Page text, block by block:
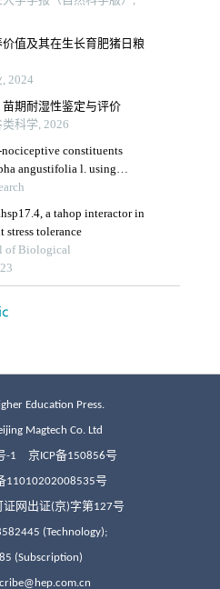
Education Press.
Magtech Co. Ltd
-1 京ICP备150856号
11010202008535号
网出证(京)字第127号
(Technology);
(Subscription)